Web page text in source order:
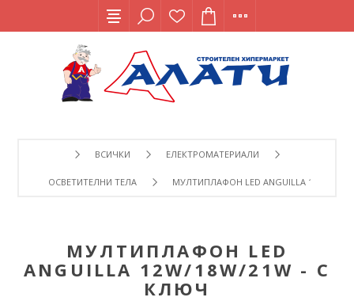
ВСИЧКИ ЕЛЕКТРОМАТЕРИАЛИ
ОСВЕТИТЕЛНИ ТЕЛА МУЛТИПЛАФОН LED ANGUILLA 12W/
МУЛТИПЛАФОН LED
ANGUILLA 12W/18W/21W - С
КЛЮЧ